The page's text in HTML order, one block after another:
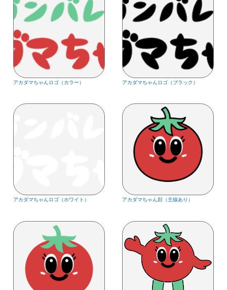
アカダマちゃんロゴ（カラー） アカダマちゃんロゴ（ブラック）
アカダマちゃんロゴ（ホワイト） アカダマちゃん顔（主線あり）